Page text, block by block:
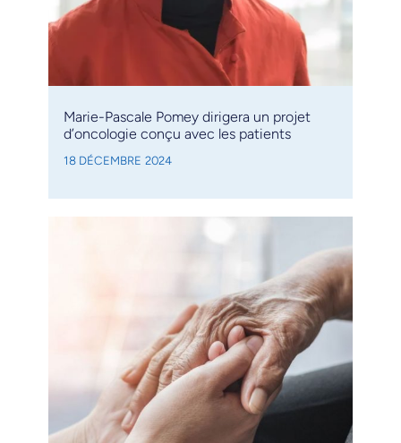
Marie-Pascale Pomey dirigera un projet
d’oncologie conçu avec les patients
18 DÉCEMBRE 2024